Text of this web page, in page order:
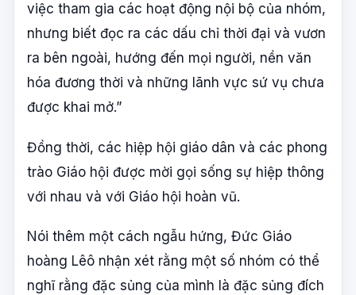
việc tham gia các hoạt động nội bộ của nhóm,
nhưng biết đọc ra các dấu chỉ thời đại và vươn
ra bên ngoài, hướng đến mọi người, nền văn
hóa đương thời và những lãnh vực sứ vụ chưa
được khai mở.”
Đồng thời, các hiệp hội giáo dân và các phong
trào Giáo hội được mời gọi sống sự hiệp thông
với nhau và với Giáo hội hoàn vũ.
Nói thêm một cách ngẫu hứng, Đức Giáo
hoàng Lêô nhận xét rằng một số nhóm có thể
nghĩ rằng đặc sủng của mình là đặc sủng đích